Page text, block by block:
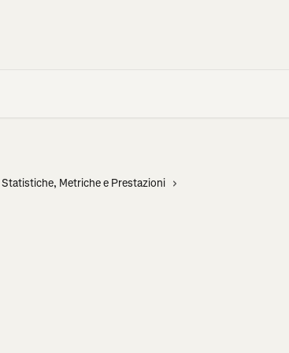
Statistiche, Metriche e Prestazioni